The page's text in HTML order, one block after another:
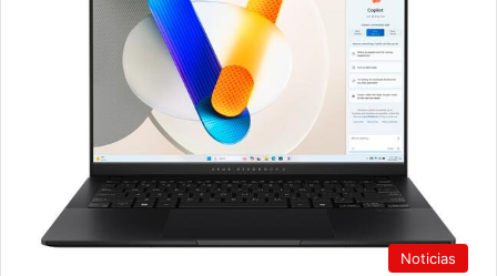
Noticias